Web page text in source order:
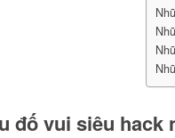
đố vui siêu hack